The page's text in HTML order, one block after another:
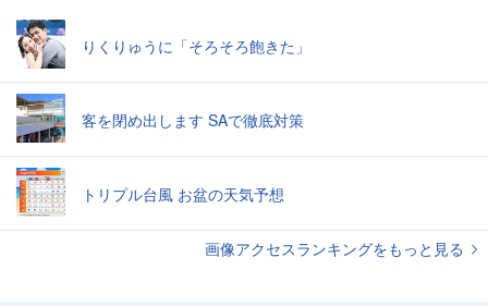
りくりゅうに「そろそろ飽きた」
客を閉め出します SAで徹底対策
トリプル台風 お盆の天気予想
画像アクセスランキングをもっと見る